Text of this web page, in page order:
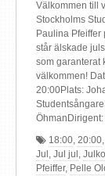
Välkommen till
Stockholms
Paulina
står älskade
som garanterat
välkommen!
20:00Plats:
18:00, 20:00,
Jul , Jul jul ,
Pfeiffer, Pelle